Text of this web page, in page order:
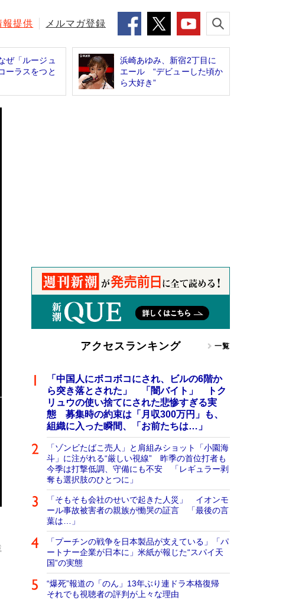
報提供 メルマガ登録
ぜ「ルージュ
ーラスをつと
浜崎あゆみ、新宿2丁目に
エール “デビューした頃か
ら大好き”
アクセスランキング 一覧
「中国人にボコボコにされ、ビルの6階か
ら突き落とされた」 「闇バイト」 トク
リュウの使い捨てにされた悲惨すぎる実
態 募集時の約束は「月収300万円」も、
組織に入った瞬間、「お前たちは…」
「ゾンビたばこ売人」と肩組みショット「小園海
斗」に注がれる“厳しい視線” 昨季の首位打者も
今季は打撃低調、守備にも不安 「レギュラー剥
奪も選択肢のひとつに」
「そもそも会社のせいで起きた人災」 イオンモ
ール事故被害者の親族が慟哭の証言 「最後の言
葉は…」
「プーチンの戦争を日本製品が支えている」「パ
ートナー企業が日本に」米紙が報じた“スパイ天
国”の実態
“爆死”報道の「のん」13年ぶり連ドラ本格復帰
それでも視聴者の評判が上々な理由